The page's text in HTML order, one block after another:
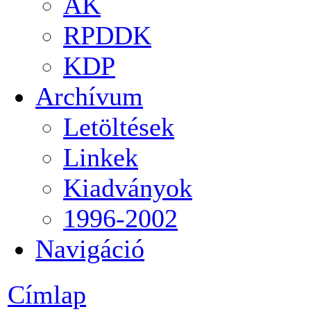
RPDDK
KDP
Archívum
Letöltések
Linkek
Kiadványok
1996-2002
Navigáció
Címlap